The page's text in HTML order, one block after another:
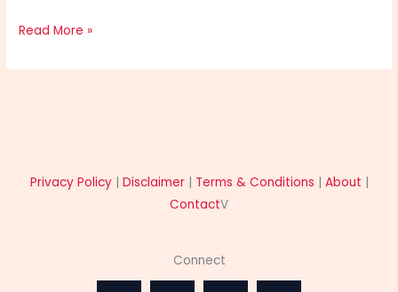
Read More »
Privacy Policy| Disclaimer| Terms & Conditions | About |
ContactV
Connect